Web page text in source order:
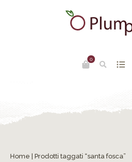
0
Home | Prodotti taggati “santa fosca”